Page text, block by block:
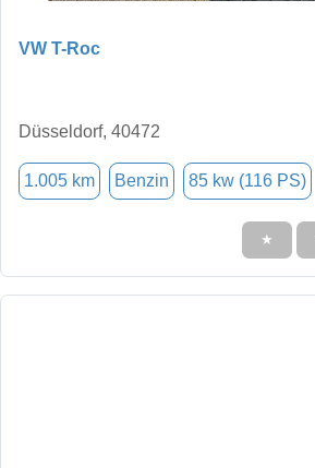
VW T-Roc
Düsseldorf, 40472
1.005 km Benzin 85 kw (116 PS)
★